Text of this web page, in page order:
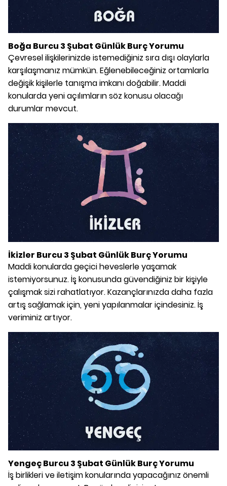
Boğa Burcu 3 Şubat Günlük Burç Yorumu
Çevresel ilişkilerinizde istemediğiniz sıra dışı olaylarla
karşılaşmanız mümkün. Eğlenebileceğiniz ortamlarla
değişik kişilerle tanışma imkanı doğabilir. Maddi
konularda yeni açılımların söz konusu olacağı
durumlar mevcut.
İkizler Burcu 3 Şubat Günlük Burç Yorumu
Maddi konularda geçici heveslerle yaşamak
istemiyorsunuz. İş konusunda güvendiğiniz bir kişiyle
çalışmak sizi rahatlatıyor. Kazançlarınızda daha fazla
artış sağlamak için, yeni yapılanmalar içindesiniz. İş
veriminiz artıyor.
Yengeç Burcu 3 Şubat Günlük Burç Yorumu
İş birlikleri ve iletişim konularında yapacağınız önemli